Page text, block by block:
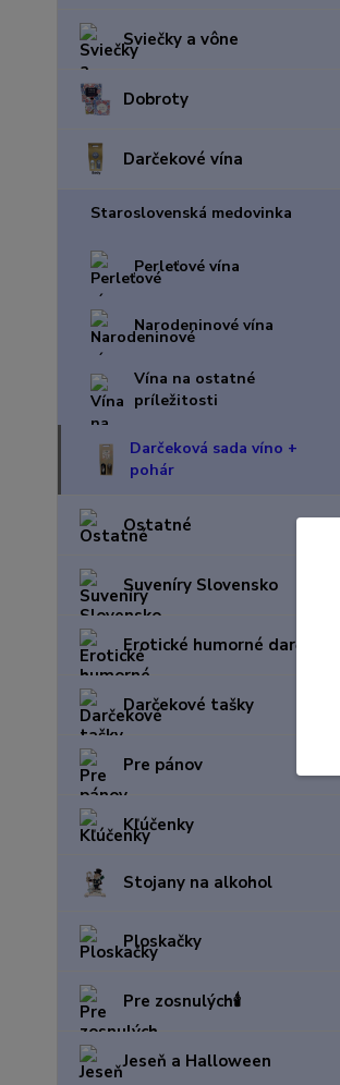
Sviečky a vône
Dobroty
Darčekové vína
Staroslovenská medovinka
Perleťové vína
Narodeninové vína
Vína na ostatné
príležitosti
Darčeková sada víno +
pohár
Ostatné
Suveníry Slovensko
Erotické humorné darčeky
Darčekové tašky
Pre pánov
Kľúčenky
Stojany na alkohol
Ploskačky
Pre zosnulých🕯️
Jeseň a Halloween